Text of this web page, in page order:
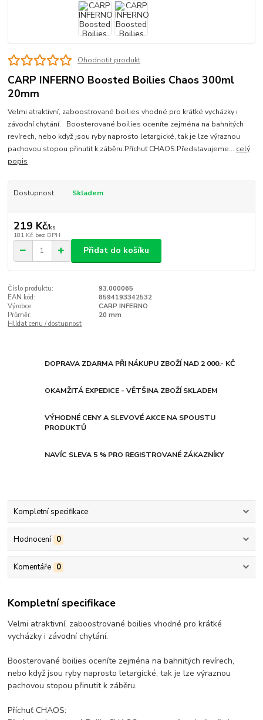
Ohodnotit produkt
CARP INFERNO Boosted Boilies Chaos 300ml
20mm
Velmi atraktivní, zaboostrované boilies vhodné pro krátké vycházky i
závodní chytání. Boosterované boilies oceníte zejména na bahnitých
revírech, nebo když jsou ryby naprosto letargické, tak je lze výraznou
pachovou stopou přinutit k záběru.Příchuť CHAOS:Představujeme... celý
popis
Dostupnost Skladem
219 Kč/ks
181 Kč bez DPH
Přidat do košíku
Číslo produktu:
93.000065
EAN kód:
8594193342532
Výrobce:
CARP INFERNO
Průměr:
20 mm
Hlídat cenu / dostupnost
DOPRAVA ZDARMA PŘI NÁKUPU ZBOŽÍ NAD 2 000.- KČ
OKAMŽITÁ EXPEDICE - VĚTŠINA ZBOŽÍ SKLADEM
VÝHODNÉ CENY A SLEVOVÉ AKCE NA SPOUSTU
PRODUKTŮ
NAVÍC SLEVA 5 % PRO REGISTROVANÉ ZÁKAZNÍKY
Kompletní specifikace
Hodnocení 0
Komentáře 0
Kompletní specifikace
Velmi atraktivní, zaboostrované boilies vhodné pro krátké
vycházky i závodní chytání.
Boosterované boilies oceníte zejména na bahnitých revírech,
nebo když jsou ryby naprosto letargické, tak je lze výraznou
pachovou stopou přinutit k záběru.
Příchuť CHAOS: